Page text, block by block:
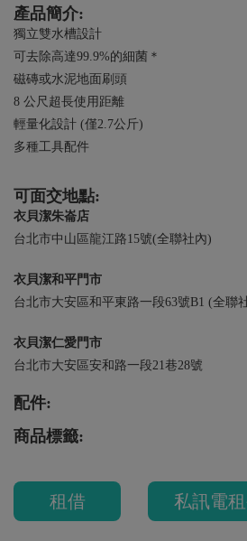
產品簡介:
獨立雙水槽設計
可去除高達99.9%的細菌＊
磁磚或水泥地面刷頭
8 公尺超長使用距離
輕量化設計 (僅2.7公斤)
多種工具配件
可面交地點:
衣貝潔朱崙店
台北市中山區龍江路15號(全聯社內)
衣貝潔和平門市
台北市大安區和平東路一段63號B1 (全聯
衣貝潔仁愛門市
台北市大安區安和路一段21巷28號
配件:
商品標籤:
租借 私訊電